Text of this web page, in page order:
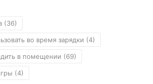
(36)
во время зарядки (4)
в помещении (69)
(4)